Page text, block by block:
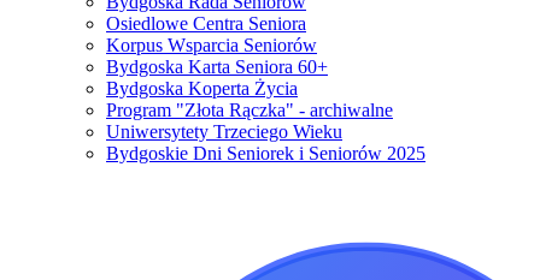
Osiedlowe Centra Seniora
Korpus Wsparcia Seniorów
Bydgoska Karta Seniora 60+
Bydgoska Koperta Życia
Program "Złota Rączka" - archiwalne
Uniwersytety Trzeciego Wieku
Bydgoskie Dni Seniorek i Seniorów 2025